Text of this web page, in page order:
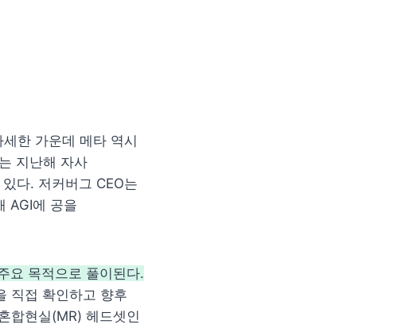
한 가운데 메타 역시
지난해 자사
다. 저커버그 CEO는
AGI에 공을
요 목적으로 풀이된다.
직접 확인하고 향후
합현실(MR) 헤드셋인